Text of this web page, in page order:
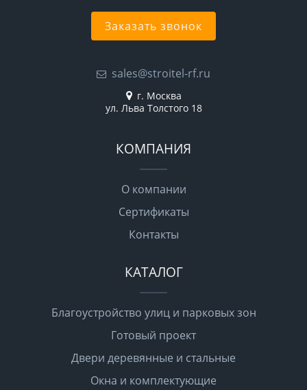
Заказать звонок
sales@stroitel-rf.ru
г. Москва
ул. Льва Толстого 18
КОМПАНИЯ
О компании
Сертификаты
Контакты
КАТАЛОГ
Благоустройство улиц и парковых зон
Готовый проект
Двери деревянные и стальные
Окна и комплектующие